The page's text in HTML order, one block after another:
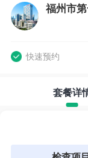
福州市
快速预约
套餐详